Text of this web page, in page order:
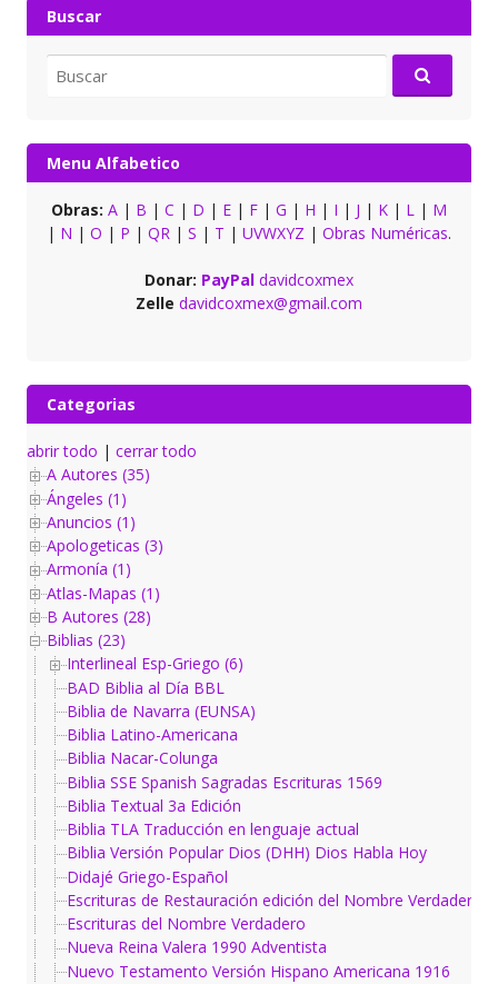
Buscar
por:
Menu Alfabetico
Obras: A | B | C | D | E | F | G | H | I | J | K | L | M
| N | O | P | QR | S | T | UVWXYZ | Obras Numéricas.
Donar: PayPal davidcoxmex
Zelle davidcoxmex@gmail.com
Categorias
abrir todo | cerrar todo
A Autores (35)
Ángeles (1)
Anuncios (1)
Apologeticas (3)
Armonía (1)
Atlas-Mapas (1)
B Autores (28)
Biblias (23)
Interlineal Esp-Griego (6)
BAD Biblia al Día BBL
Biblia de Navarra (EUNSA)
Biblia Latino-Americana
Biblia Nacar-Colunga
Biblia SSE Spanish Sagradas Escrituras 1569
Biblia Textual 3a Edición
Biblia TLA Traducción en lenguaje actual
Biblia Versión Popular Dios (DHH) Dios Habla Hoy
Didajé Griego-Español
Escrituras de Restauración edición del Nombre Verdadero
Escrituras del Nombre Verdadero
Nueva Reina Valera 1990 Adventista
Nuevo Testamento Versión Hispano Americana 1916